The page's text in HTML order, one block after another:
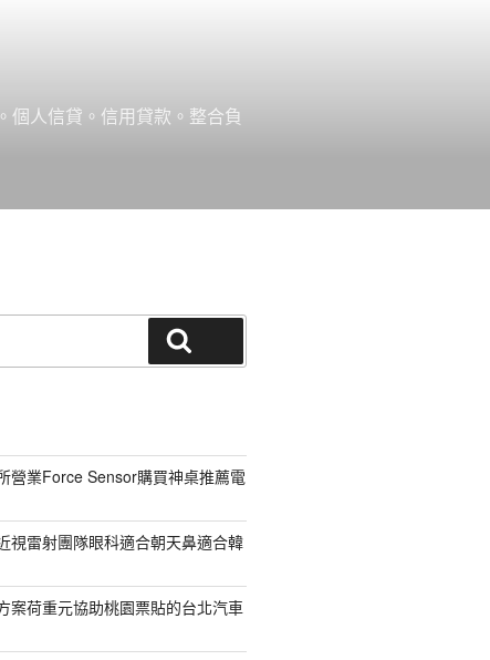
個人信貸。信用貸款。整合負
營業Force Sensor購買神桌推薦電
視雷射團隊眼科適合朝天鼻適合韓
案荷重元協助桃園票貼的台北汽車